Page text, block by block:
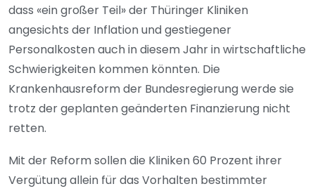
dass «ein großer Teil» der Thüringer Kliniken
angesichts der Inflation und gestiegener
Personalkosten auch in diesem Jahr in wirtschaftliche
Schwierigkeiten kommen könnten. Die
Krankenhausreform der Bundesregierung werde sie
trotz der geplanten geänderten Finanzierung nicht
retten.
Mit der Reform sollen die Kliniken 60 Prozent ihrer
Vergütung allein für das Vorhalten bestimmter